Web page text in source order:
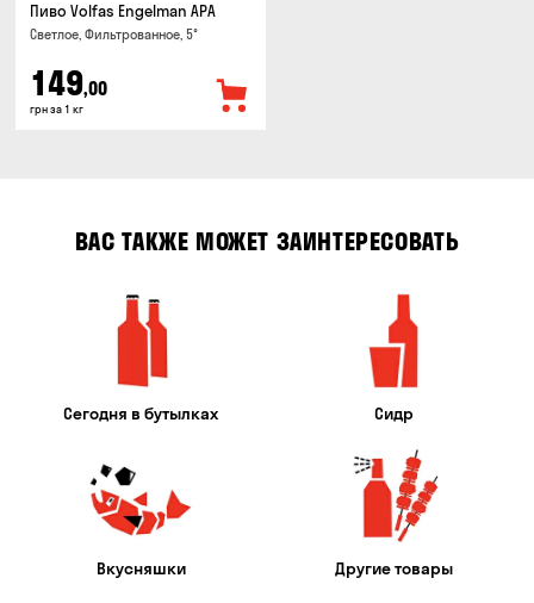
Пиво Volfas Engelman APA
Светлое, Фильтрованное, 5°
149,00
грн за 1 кг
ВАС ТАКЖЕ МОЖЕТ ЗАИНТЕРЕСОВАТЬ
Сегодня в бутылках Сидр
Вкусняшки Другие товары